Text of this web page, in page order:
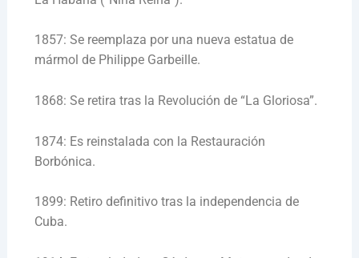
1857: Se reemplaza por una nueva estatua de
mármol de Philippe Garbeille.
1868: Se retira tras la Revolución de “La Gloriosa”.
1874: Es reinstalada con la Restauración
Borbónica.
1899: Retiro definitivo tras la independencia de
Cuba.